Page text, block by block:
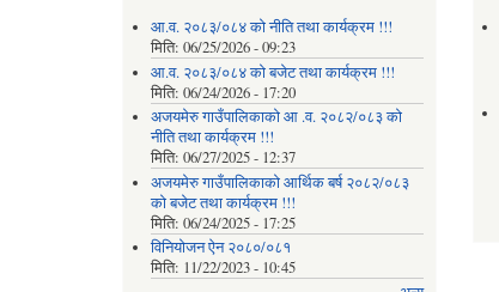
आ.व. २०८३/०८४ को नीति तथा कार्यक्रम !!!
मिति: 06/25/2026 - 09:23
आ.व. २०८३/०८४ को बजेट तथा कार्यक्रम !!!
मिति: 06/24/2026 - 17:20
अजयमेरु गाउँपालिकाको आ .व. २०८२/०८३ को
नीति तथा कार्यक्रम !!!
मिति: 06/27/2025 - 12:37
अजयमेरु गाउँपालिकाको आर्थिक बर्ष २०८२/०८३
को बजेट तथा कार्यक्रम !!!
मिति: 06/24/2025 - 17:25
विनियोजन ऐन २०८०/०८१
मिति: 11/22/2023 - 10:45